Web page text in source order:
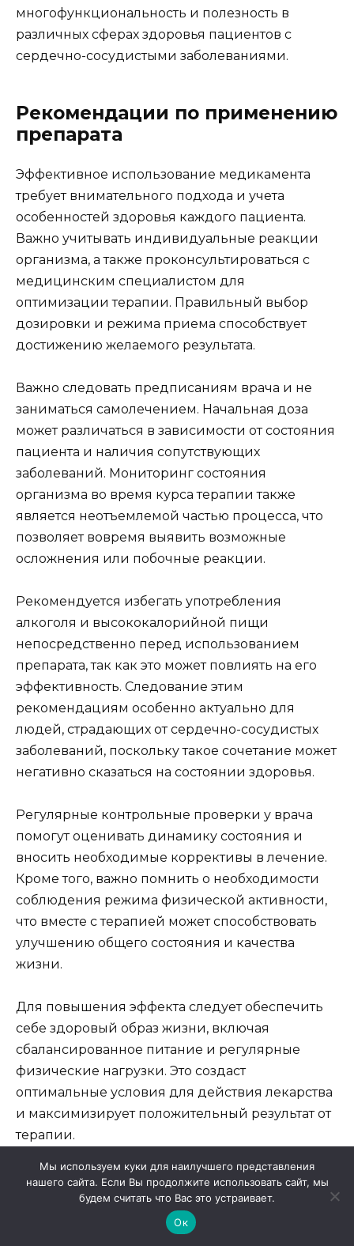
многофункциональность и полезность в
различных сферах здоровья пациентов с
сердечно-сосудистыми заболеваниями.
Рекомендации по применению
препарата
Эффективное использование медикамента
требует внимательного подхода и учета
особенностей здоровья каждого пациента.
Важно учитывать индивидуальные реакции
организма, а также проконсультироваться с
медицинским специалистом для
оптимизации терапии. Правильный выбор
дозировки и режима приема способствует
достижению желаемого результата.
Важно следовать предписаниям врача и не
заниматься самолечением. Начальная доза
может различаться в зависимости от состояния
пациента и наличия сопутствующих
заболеваний. Мониторинг состояния
организма во время курса терапии также
является неотъемлемой частью процесса, что
позволяет вовремя выявить возможные
осложнения или побочные реакции.
Рекомендуется избегать употребления
алкоголя и высококалорийной пищи
непосредственно перед использованием
препарата, так как это может повлиять на его
эффективность. Следование этим
рекомендациям особенно актуально для
людей, страдающих от сердечно-сосудистых
заболеваний, поскольку такое сочетание может
негативно сказаться на состоянии здоровья.
Регулярные контрольные проверки у врача
помогут оценивать динамику состояния и
вносить необходимые коррективы в лечение.
Кроме того, важно помнить о необходимости
соблюдения режима физической активности,
что вместе с терапией может способствовать
улучшению общего состояния и качества
жизни.
Для повышения эффекта следует обеспечить
себе здоровый образ жизни, включая
сбалансированное питание и регулярные
физические нагрузки. Это создаст
оптимальные условия для действия лекарства
и максимизирует положительный результат от
терапии.
Рекомендации по применению
Мы используем куки для наилучшего представления
нашего сайта. Если Вы продолжите использовать сайт, мы
будем считать что Вас это устраивает.
Ок